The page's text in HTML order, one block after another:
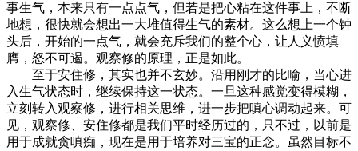
事生气，本来只有一点点气，但若是把心粘在这件事上，不断
地想，很快就会想出一大堆值得生气的素材。这么想上一个钟
头后，开始的一点气，就会充斥我们的整个心，让人义愤填
膺，怒不可遏。观察修的原理，正是如此。
至于安住修，其实也并不玄妙。沿用刚才的比喻，当心进
入生气状态时，继续保持这一状态。一旦这种感觉变得模糊，
立刻转入观察修，进行相关思维，进一步把嗔心调动起来。可
见，观察修、安住修都是我们平时经历过的，只不过，以前是
用于成就贪嗔痴，现在是用于培养对三宝的正念。虽然目标不